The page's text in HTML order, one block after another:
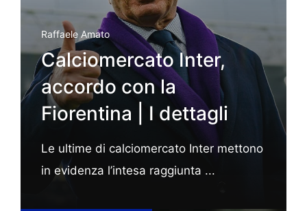
Raffaele Amato
Calciomercato Inter,
accordo con la
Fiorentina | I dettagli
Le ultime di calciomercato Inter mettono
in evidenza l’intesa raggiunta ...